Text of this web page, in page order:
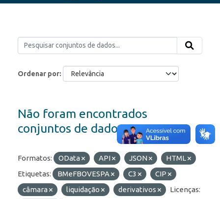
Ordenar por
Não foram encontrados
conjuntos de dados
Formatos: OData API JSON
HTML
Etiquetas:
BMeFBOVESPA C3
CIP
câmara
liquidação derivativos
Licenças: